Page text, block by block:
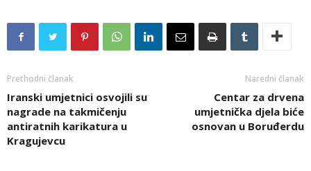
Prethodni članak
Iranski umjetnici osvojili su
nagrade na takmičenju
antiratnih karikatura u
Kragujevcu
Naredni članak
Centar za drvena
umjetnička djela biće
osnovan u Boruđerdu